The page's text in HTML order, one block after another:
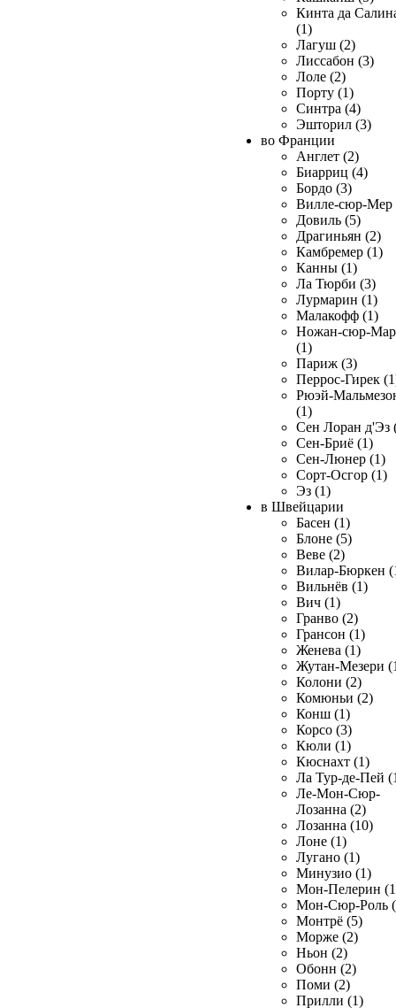
Кинта да
(1)
Лагуш (2)
Лиссабон (3)
Лоле (2)
Порту (1)
Синтра (4)
Эшторил (3)
во Франции
Англет (2)
Биарриц (4)
Бордо (3)
Вилле-сюр-Мер
Довиль (5)
Драгиньян (2)
Камбремер (1)
Канны (1)
Ла Тюрби (3)
Лурмарин (1)
Малакофф (1)
Ножан-сюр-
(1)
Париж (3)
Перрос-Гирек
Рюэй-
(1)
Сен Лоран д'Эз
Сен-Бриё (1)
Сен-Люнер (1)
Сорт-Осгор (1)
Эз (1)
в Швейцарии
Басен (1)
Блоне (5)
Веве (2)
Вилар-Бюркен
Вильнёв (1)
Вич (1)
Гранво (2)
Грансон (1)
Женева (1)
Жутан-Мезери
Колони (2)
Комюньи (2)
Конш (1)
Корсо (3)
Кюли (1)
Кюснахт (1)
Ла Тур-де-Пей
Ле-Мон-Сюр-
Лозанна (2)
Лозанна (10)
Лоне (1)
Лугано (1)
Минузио (1)
Мон-Пелерин
Мон-Сюр-Роль
Монтрё (5)
Морже (2)
Ньон (2)
Обонн (2)
Поми (2)
Прилли (1)